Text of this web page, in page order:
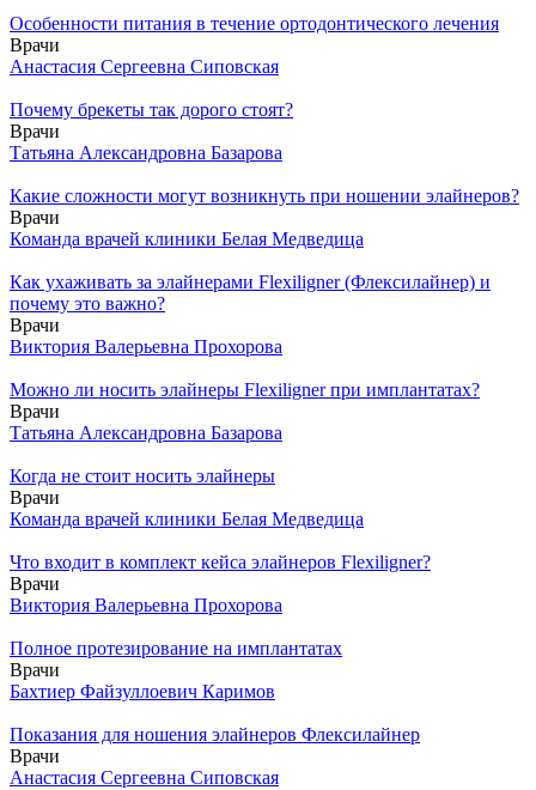
Особенности питания в течение ортодонтического лечения
Врачи
Анастасия Сергеевна Сиповская
Почему брекеты так дорого стоят?
Врачи
Татьяна Александровна Базарова
Какие сложности могут возникнуть при ношении элайнеров?
Врачи
Команда врачей клиники Белая Медведица
Как ухаживать за элайнерами Flexiligner (Флексилайнер) и
почему это важно?
Врачи
Виктория Валерьевна Прохорова
Можно ли носить элайнеры Flexiligner при имплантатах?
Врачи
Татьяна Александровна Базарова
Когда не стоит носить элайнеры
Врачи
Команда врачей клиники Белая Медведица
Что входит в комплект кейса элайнеров Flexiligner?
Врачи
Виктория Валерьевна Прохорова
Полное протезирование на имплантатах
Врачи
Бахтиер Файзуллоевич Каримов
Показания для ношения элайнеров Флексилайнер
Врачи
Анастасия Сергеевна Сиповская